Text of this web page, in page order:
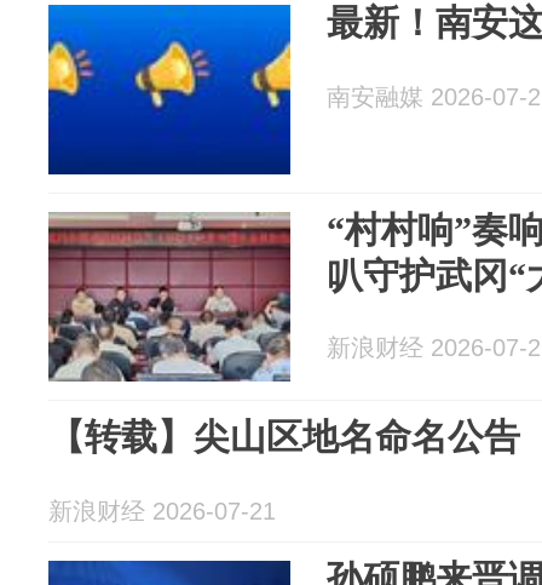
最新！南安
南安融媒 2026-07-
“村村响”奏
叭守护武冈“
新浪财经 2026-07-
【转载】尖山区地名命名公告
新浪财经 2026-07-21